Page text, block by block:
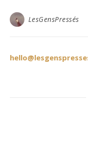
LesGensPressés